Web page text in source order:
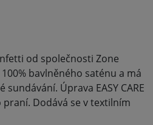
od společnosti Zone
bavlněného saténu a má
Úprava EASY CARE
Dodává se v textilním